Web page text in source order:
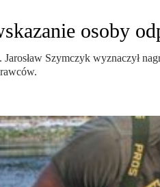
osoby
Szymczyk wyznaczył